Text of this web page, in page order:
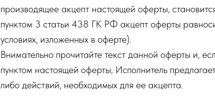
производящее акцепт настоящей оферты,
пунктом 3 статьи 438 ГК РФ акцепт оферты
условиях, изложенных в оферте).
Внимательно прочитайте текст данной оферты и,
пунктом настоящей оферты, Исполнитель
либо действий, необходимых для ее акцепта.